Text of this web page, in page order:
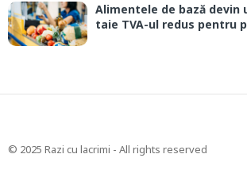
Alimentele de bază devin
taie TVA-ul redus pentru
© 2025 Razi cu lacrimi - All rights reserved